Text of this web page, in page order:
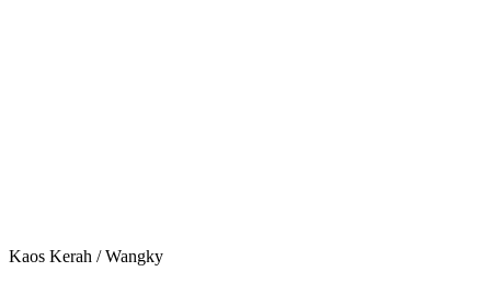
Kaos Kerah / Wangky